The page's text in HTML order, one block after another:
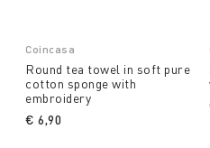
Coincasa
Round tea towel in soft pure
cotton sponge with
embroidery
€ 6,90